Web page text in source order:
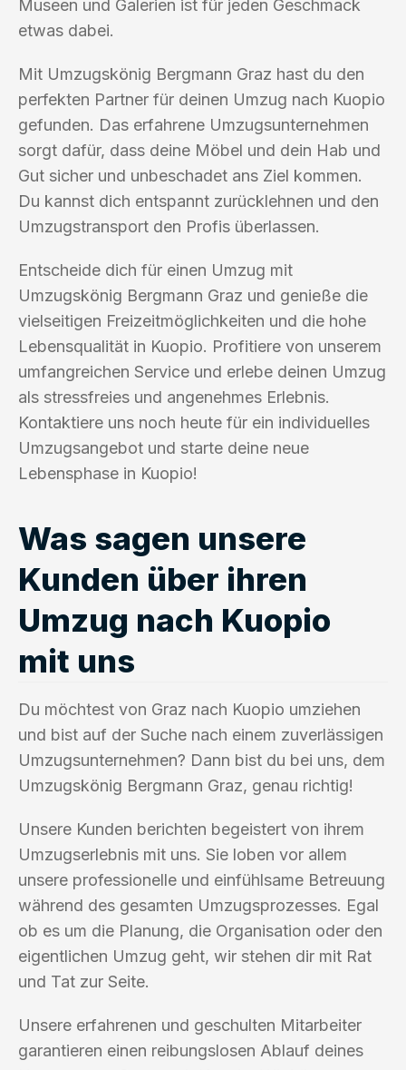
Museen und Galerien ist für jeden Geschmack
etwas dabei.
Mit Umzugskönig Bergmann Graz hast du den
perfekten Partner für deinen Umzug nach Kuopio
gefunden. Das erfahrene Umzugsunternehmen
sorgt dafür, dass deine Möbel und dein Hab und
Gut sicher und unbeschadet ans Ziel kommen.
Du kannst dich entspannt zurücklehnen und den
Umzugstransport den Profis überlassen.
Entscheide dich für einen Umzug mit
Umzugskönig Bergmann Graz und genieße die
vielseitigen Freizeitmöglichkeiten und die hohe
Lebensqualität in Kuopio. Profitiere von unserem
umfangreichen Service und erlebe deinen Umzug
als stressfreies und angenehmes Erlebnis.
Kontaktiere uns noch heute für ein individuelles
Umzugsangebot und starte deine neue
Lebensphase in Kuopio!
Was sagen unsere
Kunden über ihren
Umzug nach Kuopio
mit uns
Du möchtest von Graz nach Kuopio umziehen
und bist auf der Suche nach einem zuverlässigen
Umzugsunternehmen? Dann bist du bei uns, dem
Umzugskönig Bergmann Graz, genau richtig!
Unsere Kunden berichten begeistert von ihrem
Umzugserlebnis mit uns. Sie loben vor allem
unsere professionelle und einfühlsame Betreuung
während des gesamten Umzugsprozesses. Egal
ob es um die Planung, die Organisation oder den
eigentlichen Umzug geht, wir stehen dir mit Rat
und Tat zur Seite.
Unsere erfahrenen und geschulten Mitarbeiter
garantieren einen reibungslosen Ablauf deines